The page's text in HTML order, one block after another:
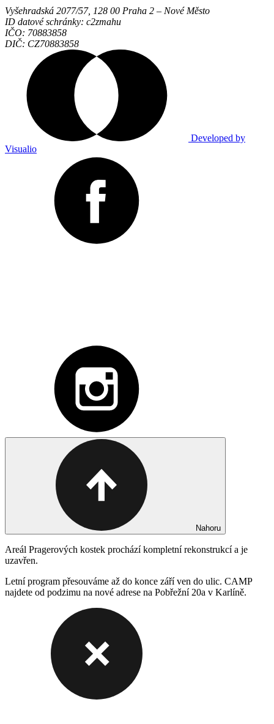
Vyšehradská 2077/57, 128 00 Praha 2 ‒ Nové Město
ID datové schránky: c2zmahu
IČO: 70883858
DIČ: CZ70883858
Developed by
Visualio
Nahoru
Areál Pragerových kostek prochází kompletní rekonstrukcí a je
uzavřen.
Letní program přesouváme až do konce září ven do ulic. CAMP
najdete od podzimu na nové adrese na Pobřežní 20a v Karlíně.